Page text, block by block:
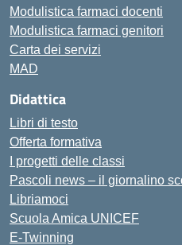
Modulistica farmaci docenti
Modulistica farmaci genitori
Carta dei servizi
MAD
Didattica
Libri di testo
Offerta formativa
I progetti delle classi
Pascoli news – il giornalino
Libriamoci
Scuola Amica UNICEF
E-Twinning